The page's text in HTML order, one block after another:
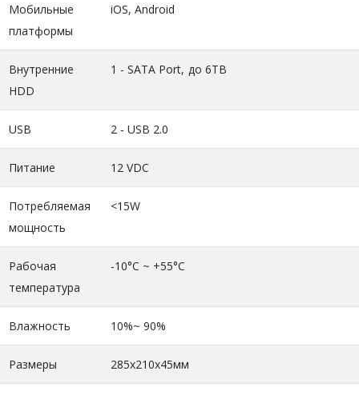
Мобильные
платформы
iOS, Android
Внутренние
HDD
1 - SATA Port, до 6TB
USB 2 - USB 2.0
Питание 12 VDC
Потребляемая
мощность
<15W
Рабочая
температура
-10°C ~ +55°C
Влажность 10%~ 90%
Размеры 285x210x45мм